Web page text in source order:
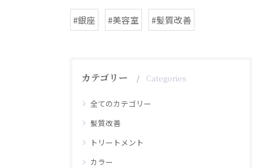
#銀座 #美容室 #髪質改善
カテゴリー Categories
全てのカテゴリー
髪質改善
トリートメント
カラー